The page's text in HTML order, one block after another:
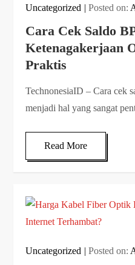
Uncategorized Posted on:
Cara Cek Saldo
Ketenagakerjaan
Praktis
TechnonesiaID – Cara cek
menjadi hal yang sangat
Read More
Uncategorized Posted on: